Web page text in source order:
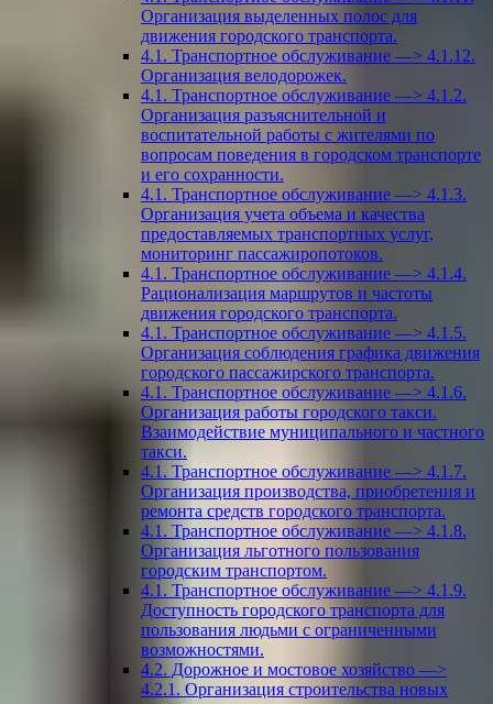
Организация выделенных полос для
движения городского транспорта.
4.1. Транспортное обслуживание —> 4.1.12.
Организация велодорожек.
4.1. Транспортное обслуживание —> 4.1.2.
Организация разъяснительной и
воспитательной работы с жителями по
вопросам поведения в городском транспорте
и его сохранности.
4.1. Транспортное обслуживание —> 4.1.3.
Организация учета объема и качества
предоставляемых транспортных услуг,
мониторинг пассажиропотоков.
4.1. Транспортное обслуживание —> 4.1.4.
Рационализация маршрутов и частоты
движения городского транспорта.
4.1. Транспортное обслуживание —> 4.1.5.
Организация соблюдения графика движения
городского пассажирского транспорта.
4.1. Транспортное обслуживание —> 4.1.6.
Организация работы городского такси.
Взаимодействие муниципального и частного
такси.
4.1. Транспортное обслуживание —> 4.1.7.
Организация производства, приобретения и
ремонта средств городского транспорта.
4.1. Транспортное обслуживание —> 4.1.8.
Организация льготного пользования
городским транспортом.
4.1. Транспортное обслуживание —> 4.1.9.
Доступность городского транспорта для
пользования людьми с ограниченными
возможностями.
4.2. Дорожное и мостовое хозяйство —>
4.2.1. Организация строительства новых